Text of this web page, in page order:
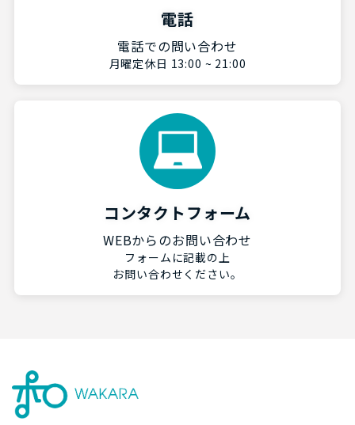
電話
電話での問い合わせ
月曜定休日 13:00 ~ 21:00
コンタクトフォーム
WEBからのお問い合わせ
フォームに記載の上
お問い合わせください。